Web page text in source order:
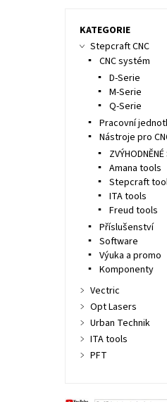
KATEGORIE
Stepcraft CNC
CNC systém
D-Serie
M-Serie
Q-Serie
Pracovní
Nástroje pro
Amana tools
Stepcraft
ITA tools
Freud tools
Příslušenství
Software
Výuka a promo
Komponenty
Vectric
Opt Lasers
Urban Technik
ITA tools
PFT